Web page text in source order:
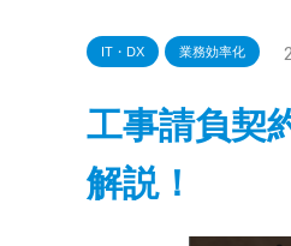
IT・DX 業務効率化
工事請負契
解説！